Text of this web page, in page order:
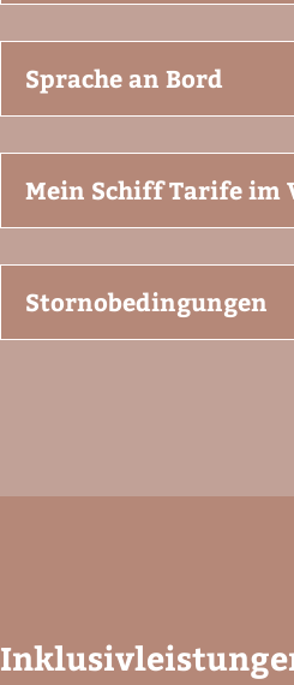
Sprache an Bord
Mein Schiff Tarife im
Stornobedingungen